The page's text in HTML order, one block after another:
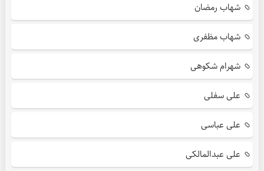
شهاب رمضان
شهاب مظفری
شهرام شکوهی
علی سفلی
علی عباسی
علی عبدالمالکی